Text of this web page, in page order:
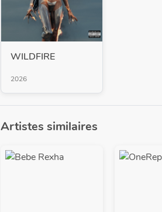
WILDFIRE
2026
Artistes similaires